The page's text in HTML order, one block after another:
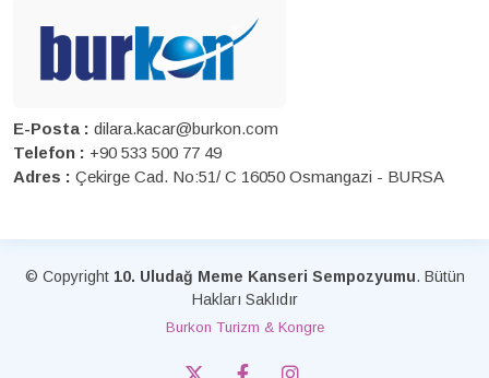
E-Posta : dilara.kacar@burkon.com
Telefon : +90 533 500 77 49
Adres : Çekirge Cad. No:51/ C 16050 Osmangazi - BURSA
© Copyright 10. Uludağ Meme Kanseri Sempozyumu. Bütün
Hakları Saklıdır
Burkon Turizm & Kongre